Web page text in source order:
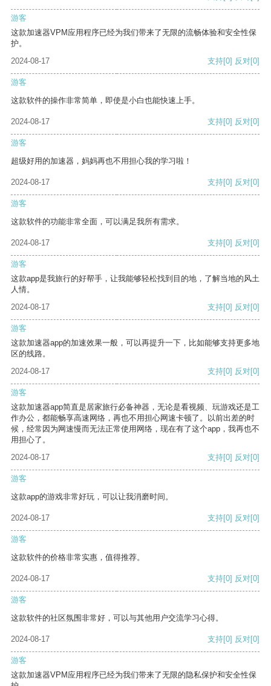
游客
这款加速器VPM应用程序已经为我们带来了无限的流畅体验和安全性保
护。
2024-08-17
支持[0] 反对[0]
游客
这款软件的操作非常简单，即使是小白也能快速上手。
2024-08-17 支持[0] 反对[0]
游客
超级好用的加速器，妈妈再也不用担心我的学习啦！
2024-08-17 支持[0] 反对[0]
游客
这款软件的功能非常全面，可以满足我所有需求。
2024-08-17 支持[0] 反对[0]
游客
这款app是我旅行的好帮手，让我能够轻松找到目的地，了解当地的风土
人情。
2024-08-17
支持[0] 反对[0]
游客
这款加速器app的加速效果一般，可以再提升一下，比如能够支持更多地
区的线路。
2024-08-17
支持[0] 反对[0]
游客
这款加速器app简直是居家旅行必备神器，无论是看视频、玩游戏还是工
作办公，都能畅享高速网络，再也不用担心网速卡顿了。以前出差的时
候，经常因为网速慢而无法正常使用网络，现在有了这个app，我再也不
用担心了。
2024-08-17
支持[0] 反对[0]
游客
这款app的游戏非常好玩，可以让我消磨时间。
2024-08-17 支持[0] 反对[0]
游客
这款软件的价格非常实惠，值得推荐。
2024-08-17 支持[0] 反对[0]
游客
这款软件的社区氛围非常好，可以与其他用户交流学习心得。
2024-08-17 支持[0] 反对[0]
游客
这款加速器VPM应用程序已经为我们带来了无限的隐私保护和安全性保